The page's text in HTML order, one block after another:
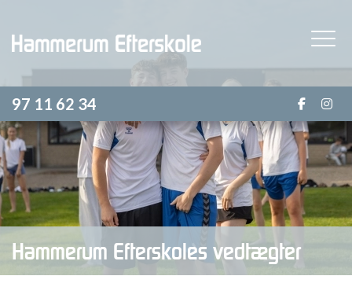
hovedindhold
97 11 62 34
Hammerum Efterskoles vedtægter